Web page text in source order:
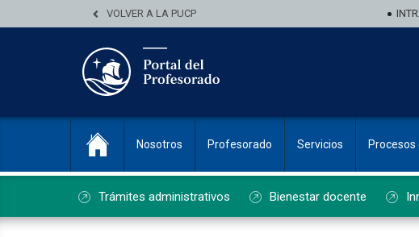
VOLVER A LA PUCP
Nosotros Profesorado Servicios Procesos
Trámites administrativos Bienestar docente